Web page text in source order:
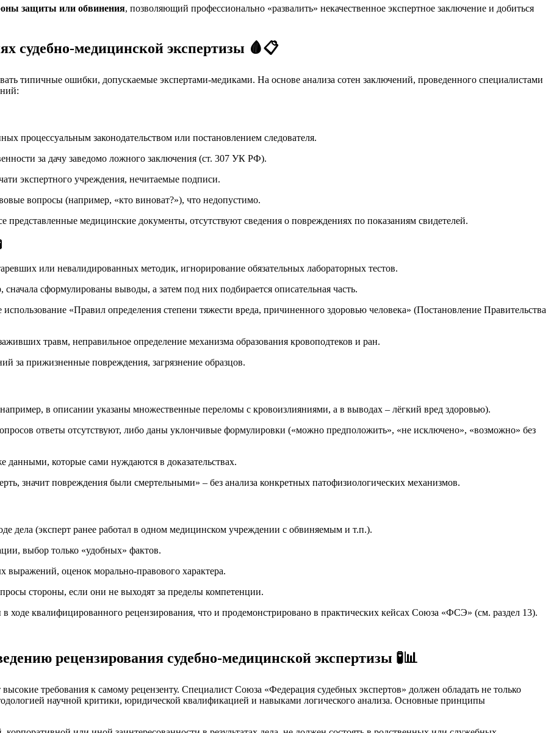
защиты или обвинения, позволяющий профессионально «развалить» некачественное экспертное заключение и добиться
судебно-медицинской экспертизы 🩸📋
типичные ошибки, допускаемые экспертами-медиками. На основе анализа сотен заключений, проведенного специалистами
процессуальным законодательством или постановлением следователя.
за дачу заведомо ложного заключения (ст. 307 УК РФ).
экспертного учреждения, нечитаемые подписи.
вопросы (например, «кто виноват?»), что недопустимо.
медицинские документы, отсутствуют сведения о повреждениях по показаниям свидетелей.
или невалидированных методик, игнорирование обязательных лабораторных тестов.
сформулированы выводы, а затем под них подбирается описательная часть.
«Правил определения степени тяжести вреда, причиненного здоровью человека» (Постановление Правительства
травм, неправильное определение механизма образования кровоподтеков и ран.
за прижизненные повреждения, загрязнение образцов.
в описании указаны множественные переломы с кровоизлияниями, а в выводах – лёгкий вред здоровью).
ответы отсутствуют, либо даны уклончивые формулировки («можно предположить», «не исключено», «возможно» без
которые сами нуждаются в доказательствах.
значит повреждения были смертельными» – без анализа конкретных патофизиологических механизмов.
дела (эксперт ранее работал в одном медицинском учреждении с обвиняемым и т.п.).
выбор только «удобных» фактов.
оценок морально-правового характера.
стороны, если они не выходят за пределы компетенции.
квалифицированного рецензирования, что и продемонстрировано в практических кейсах Союза «ФСЭ» (см. раздел 13).
рецензирования судебно-медицинской экспертизы 🧪📊
требования к самому рецензенту. Специалист Союза «Федерация судебных экспертов» должен обладать не только
научной критики, юридической квалификацией и навыками логического анализа. Основные принципы